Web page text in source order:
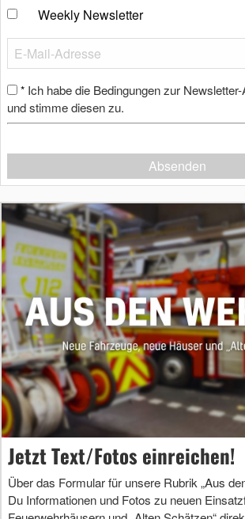
Weekly Newsletter
* Ich habe die Bedingungen zur
und stimme diesen zu.
Absenden
Jetzt Text/Fotos einreichen!
Über das Formular für unsere Rubrik „Aus
Du Informationen und Fotos zu neuen